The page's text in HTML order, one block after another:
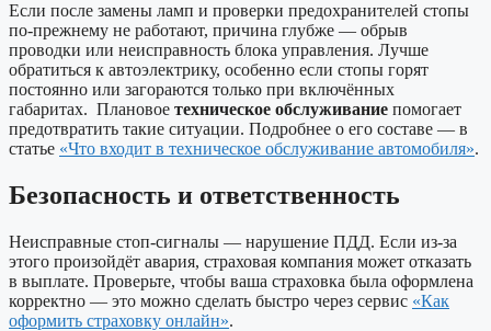
Если после замены ламп и проверки предохранителей стопы
по-прежнему не работают, причина глубже — обрыв
проводки или неисправность блока управления. Лучше
обратиться к автоэлектрику, особенно если стопы горят
постоянно или загораются только при включённых
габаритах. Плановое техническое обслуживание помогает
предотвратить такие ситуации. Подробнее о его составе — в
статье «Что входит в техническое обслуживание автомобиля».
Безопасность и ответственность
Неисправные стоп-сигналы — нарушение ПДД. Если из-за
этого произойдёт авария, страховая компания может отказать
в выплате. Проверьте, чтобы ваша страховка была оформлена
корректно — это можно сделать быстро через сервис «Как
оформить страховку онлайн».